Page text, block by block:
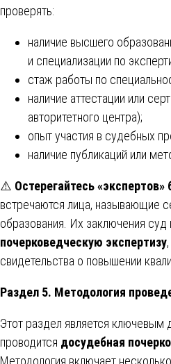
проверять:
наличие высшего
и специализации по
стаж работы по
наличие аттестации или
авторитетного центра);
опыт участия в судебных
наличие публикаций или
⚠️ Остерегайтесь «экспертов»
встречаются лица, называющие
образования. Их заключения
почерковедческую экспертизу
свидетельства о повышении
Раздел 5. Методология
Этот раздел является ключевым
проводится досудебная
Методология включает